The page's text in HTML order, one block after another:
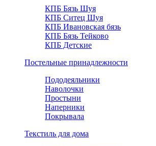
КПБ Бязь Шуя
КПБ Ситец Шуя
КПБ Ивановская бязь
КПБ Бязь Тейково
КПБ Детские
Постельные принадлежности
Пододеяльники
Наволочки
Простыни
Наперники
Покрывала
Текстиль для дома